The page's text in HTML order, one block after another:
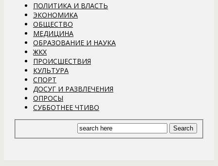
ПОЛИТИКА И ВЛАСТЬ
ЭКОНОМИКА
ОБЩЕСТВО
МЕДИЦИНА
ОБРАЗОВАНИЕ И НАУКА
ЖКХ
ПРОИСШЕСТВИЯ
КУЛЬТУРА
СПОРТ
ДОСУГ И РАЗВЛЕЧЕНИЯ
ОПРОСЫ
СУББОТНЕЕ ЧТИВО